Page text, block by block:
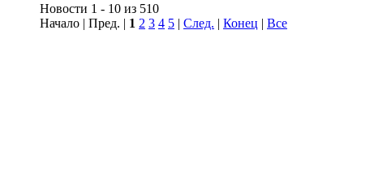
Новости 1 - 10 из 510
Начало | Пред. | 1 2 3 4 5 | След. | Конец | Все